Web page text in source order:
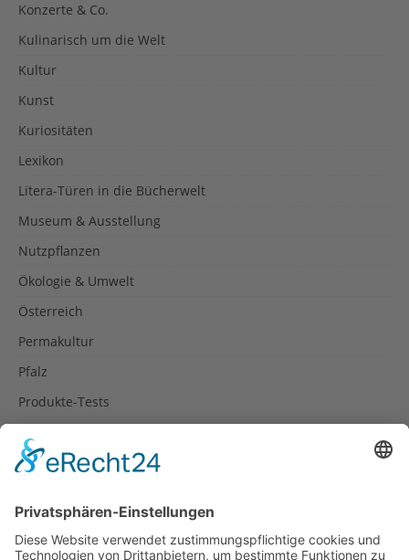
Konzerte & Co.
Kulinarisch um die Welt
Kultur
Kunst
Kuriositäten
Lexikon
Litera-Türen in die Bücherwelt
Museum & Ausstellung
Nutzpflanzen
Ökologie & Umwelt
Österreich
Permakultur
Pfalz
Produkte-Tests
Rezepte
Spanien
Südtirol